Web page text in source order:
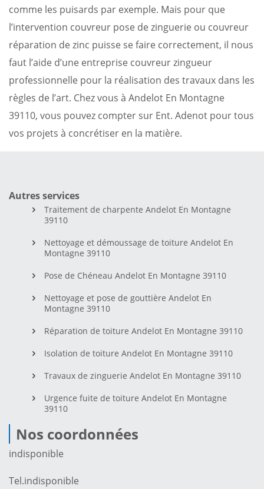
comme les puisards par exemple. Mais pour que
l’intervention couvreur pose de zinguerie ou couvreur
réparation de zinc puisse se faire correctement, il nous
faut l’aide d’une entreprise couvreur zingueur
professionnelle pour la réalisation des travaux dans les
règles de l’art. Chez vous à Andelot En Montagne
39110, vous pouvez compter sur Ent. Adenot pour tous
vos projets à concrétiser en la matière.
Autres services
Traitement de charpente Andelot En Montagne
39110
Nettoyage et démoussage de toiture Andelot En
Montagne 39110
Pose de Chéneau Andelot En Montagne 39110
Nettoyage et pose de gouttière Andelot En
Montagne 39110
Réparation de toiture Andelot En Montagne 39110
Isolation de toiture Andelot En Montagne 39110
Travaux de zinguerie Andelot En Montagne 39110
Urgence fuite de toiture Andelot En Montagne
39110
Nos coordonnées
indisponible
Tel.indisponible